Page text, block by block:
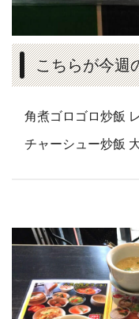
こちらが今週
角煮ゴロゴロ炒飯
チャーシュー炒飯